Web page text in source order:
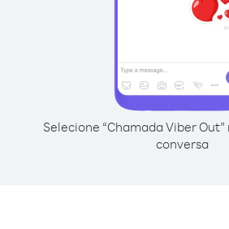
Selecione “Chamada Viber
conversa